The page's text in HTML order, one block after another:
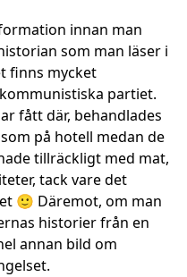
innan man
som man läser i
finns mycket
partiet.
fått där, behandlades
på hotell medan de
tillräckligt med mat,
tack vare det
🙂 Däremot, om man
historier från en
annan bild om